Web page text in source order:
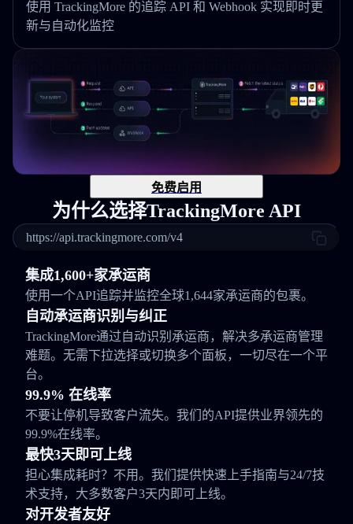
使用 TrackingMore 的追踪 API 和 Webhook 实现即时更
新与自动化监控
免费启用
为什么选择TrackingMore API
https://api.trackingmore.com/v4
集成1,600+家承运商
使用一个API追踪并监控全球1,644家承运商的包裹。
自动承运商识别与纠正
TrackingMore通过自动识别承运商，解决多承运商管理
难题。无需下拉选择或切换多个面板，一切尽在一个平
台。
99.9% 在线率
不要让停机导致客户流失。我们的API提供业界领先的
99.9%在线率。
最快3天即可上线
担心集成耗时？不用。我们提供快速上手指南与24/7技
术支持，大多数客户3天内即可上线。
对开发者友好